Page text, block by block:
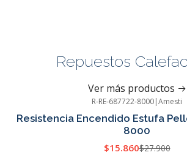
Repuestos
Ver más productos
-43%
OFF
R-RE-687722-8000|Amesti
Resistencia Encendido Estufa
8000
$15.860$27.900